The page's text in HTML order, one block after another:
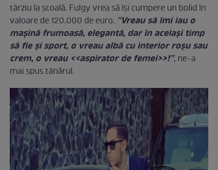
târziu la şcoală. Fulgy vrea să îşi cumpere un bolid în
valoare de 120.000 de euro. ''Vreau să îmi iau o
maşină frumoasă, elegantă, dar în acelaşi timp
să fie şi sport, o vreau albă cu interior roşu sau
crem, o vreau <<aspirator de femei>>!'', ne-a
mai spus tânărul.